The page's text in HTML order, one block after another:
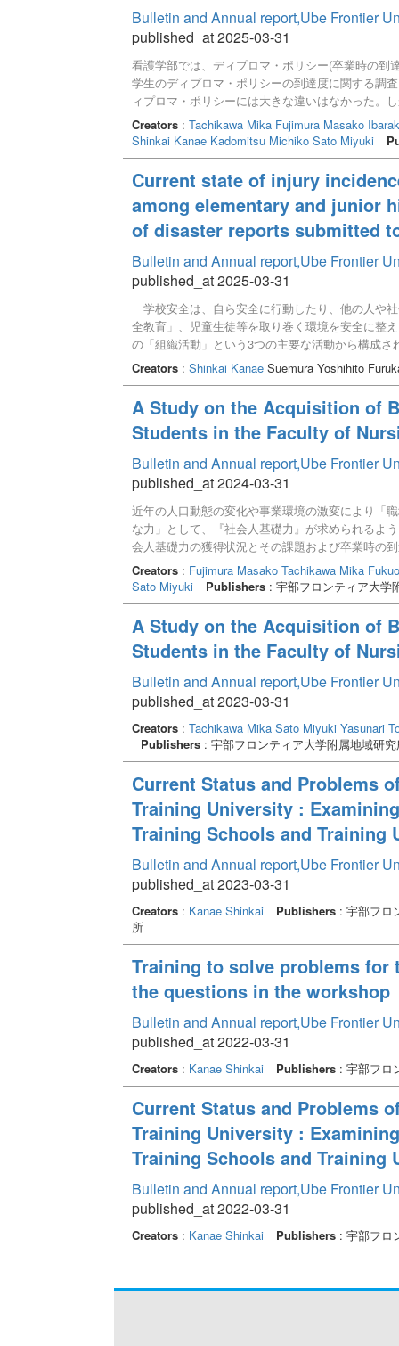
Bulletin and Annual report,Ube Frontier
published_at 2025-03-31
看護学部では、ディプロマ・ポリシー(卒業時の到
学生のディプロマ・ポリシーの到達度に関する調
ィプロマ・ポリシーには大きな違いはなかった。
後も力を身につける教育を行わなければならな
ロマ・ポリシーの変化を比較した結果、学年が1
目をみると、特に(幅広い教養に基づく柔軟な思
題であることが分かった。(看護の視点から広く
の活動として社会貢献活動に取り組みやすい環境
Creators: Tachikawa Mika Fujimura Masako
Shinkai Kanae Kadomitsu Michiko Sato Miyuki
Current state of injury
among elementary and junior
of disaster reports submitted
Bulletin and Annual report,Ube Frontier
published_at 2025-03-31
学校安全は、自ら安全に行動したり、他の人や
全教育」、児童生徒等を取り巻く環境を安全に整
の「組織活動」という3つの主要な活動から構成
然防止し、安全安心な活動計画の立案が求められ
いることが明らかになった。そのため、周囲の児
による発達の促進が求められる。手や手指部の負
重量の考慮などの対策が求められる。また、足関
態を運動器検診でのしゃがみ込みや片脚立位など
な準備体操を実施して関節可動域やバランス能力
必要である。
Creators: Shinkai KanaeSuemura Yoshihito
A Study on the Acquisition of
Students in the Faculty of
Bulletin and Annual report,Ube Frontier
published_at 2024-03-31
近年の人口動態の変化や事業環境の激変により「
な力」として、『社会人基礎力』が求められる
会人基礎力の獲得状況とその課題および卒業時の
教育に役立てることを目的として、令和5年度に
た。 調査の結果、社会人基礎力の中でもチーム
あった。また、職業人意識の「責任感」が高い
性」、チームワーク力の「ストレスコントロール
Creators: Fujimura Masako Tachikawa Mika
Sato Miyuki
Publishers: 宇部フロンティア大学
A Study on the Acquisition of
Students in the Faculty of
Bulletin and Annual report,Ube Frontier
published_at 2023-03-31
Creators: Tachikawa Mika Sato Miyuki Yasunari
Publishers: 宇部フロンティア大学附属地域研究
Current Status and Problems
Training University :
Training Schools and Training
Bulletin and Annual report,Ube Frontier
published_at 2023-03-31
Creators: Kanae Shinkai Publishers: 宇部フロ
所
Training to solve problems for
the questions in the workshop
Bulletin and Annual report,Ube Frontier
published_at 2022-03-31
Creators: Kanae Shinkai Publishers: 宇部フロ
Current Status and Problems
Training University :
Training Schools and Training
Bulletin and Annual report,Ube Frontier
published_at 2022-03-31
Creators: Kanae Shinkai Publishers: 宇部フロ